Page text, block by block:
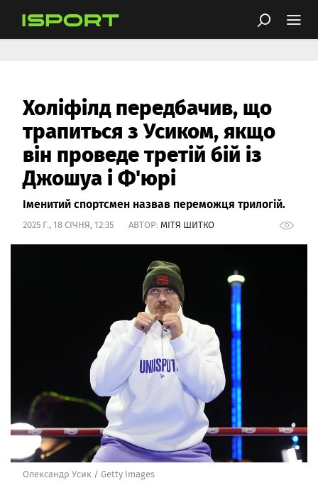
Холіфілд передбачив, що
трапиться з Усиком, якщо
він проведе третій бій із
Джошуа і Ф'юрі
Іменитий спортсмен назвав переможця трилогій.
2025 Г., 18 СІЧНЯ, 12:35 АВТОР: МІТЯ ШИТКО
Олександр Усик / Getty Images